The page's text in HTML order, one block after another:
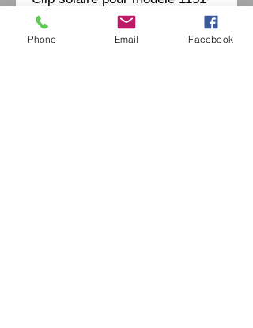
Phone Email Facebook